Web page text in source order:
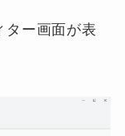
ー画面が表